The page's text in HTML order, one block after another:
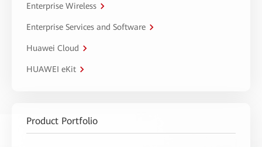
Enterprise Wireless
Enterprise Services and Software
Huawei Cloud
HUAWEI eKit
Product Portfolio